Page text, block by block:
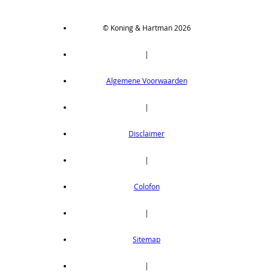
© Koning & Hartman 2026
|
Algemene Voorwaarden
|
Disclaimer
|
Colofon
|
Sitemap
|